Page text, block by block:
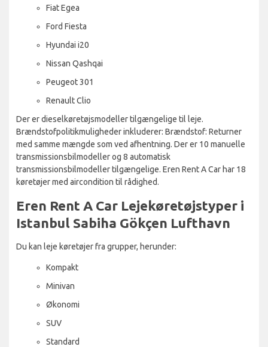
Fiat Egea
Ford Fiesta
Hyundai i20
Nissan Qashqai
Peugeot 301
Renault Clio
Der er dieselkøretøjsmodeller tilgængelige til leje.
Brændstofpolitikmuligheder inkluderer: Brændstof: Returner
med samme mængde som ved afhentning. Der er 10 manuelle
transmissionsbilmodeller og 8 automatisk
transmissionsbilmodeller tilgængelige. Eren Rent A Car har 18
køretøjer med aircondition til rådighed.
Eren Rent A Car Lejekøretøjstyper i
Istanbul Sabiha Gökçen Lufthavn
Du kan leje køretøjer fra grupper, herunder:
Kompakt
Minivan
Økonomi
SUV
Standard